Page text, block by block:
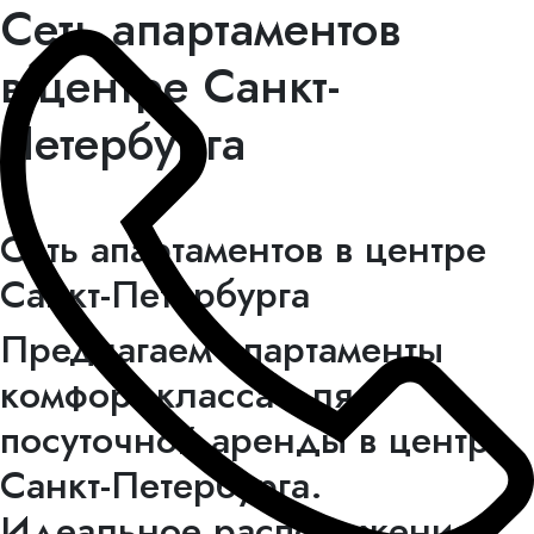
Сеть апартаментов
в центре Санкт-
Петербурга
Сеть апартаментов в центре
Санкт-Петербурга
Предлагаем апартаменты
комфорт-класса для
посуточной аренды в центре
Санкт-Петербурга.